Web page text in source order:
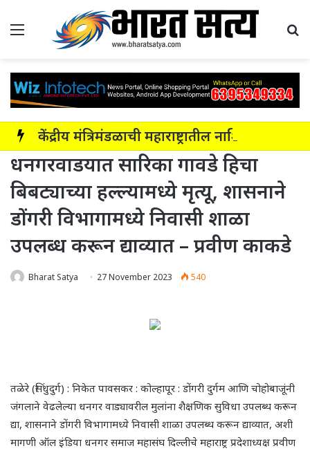
Menu
धनगरवाडयात सारिका गावडे हिचा
बिबट्याच्या हल्ल्यामध्ये मृत्यू, शासनाने
डोंगरी विभागामध्ये निवासी शाळा
उपलब्ध करून द्याव्यात – प्रवीण काकडे
Bharat Satya 27 November 2023 540
तळेरे (सिंधुदुर्ग) : निकेत पावसकर : कोल्हापूर : डोंगरी दुर्गम आणि चोहोबाजूंनी
जंगलाने वेढलेल्या धनगर वाड्यावरील मुलांना शैक्षणिक सुविधा उपलब्ध करून
द्या, शासनाने डोंगरी विभागामध्ये निवासी शाळा उपलब्ध करून द्याव्यात, अशी
मागणी ऑल इंडिया धनगर समाज महासंघ दिल्लीचे महाराष्ट्र प्रदेशाध्यक्ष प्रवीण